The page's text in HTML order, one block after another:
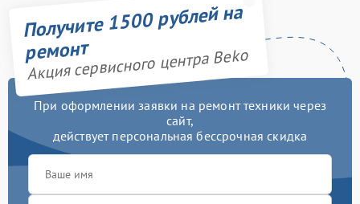
Получите 1500 рублей на
ремонт
Акция сервисного центра Beko
При оформлении заявки на ремонт техники через
сайт,
действует персональная бессрочная скидка